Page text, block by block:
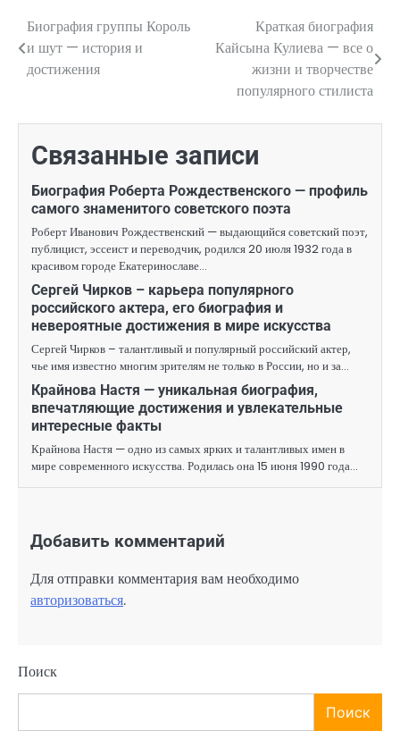
Навигация
по
Биография группы Король
и шут — история и
достижения
Краткая биография
Кайсына Кулиева — все о
жизни и творчестве
популярного стилиста
Связанные записи
Биография Роберта Рождественского — профиль
самого знаменитого советского поэта
Роберт Иванович Рождественский — выдающийся советский поэт,
публицист, эссеист и переводчик, родился 20 июля 1932 года в
красивом городе Екатеринославе…
Сергей Чирков – карьера популярного
российского актера, его биография и
невероятные достижения в мире искусства
Сергей Чирков – талантливый и популярный российский актер,
чье имя известно многим зрителям не только в России, но и за…
Крайнова Настя — уникальная биография,
впечатляющие достижения и увлекательные
интересные факты
Крайнова Настя — одно из самых ярких и талантливых имен в
мире современного искусства. Родилась она 15 июня 1990 года…
Добавить комментарий
Для отправки комментария вам необходимо
авторизоваться.
Поиск
Поиск